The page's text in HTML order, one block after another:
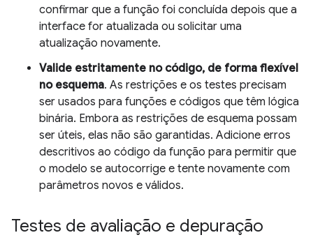
confirmar que a função foi concluída depois que a
interface for atualizada ou solicitar uma
atualização novamente.
Valide estritamente no código, de forma flexível
no esquema. As restrições e os testes precisam
ser usados para funções e códigos que têm lógica
binária. Embora as restrições de esquema possam
ser úteis, elas não são garantidas. Adicione erros
descritivos ao código da função para permitir que
o modelo se autocorrige e tente novamente com
parâmetros novos e válidos.
Testes de avaliação e depuração